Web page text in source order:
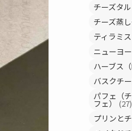
チーズタ
チーズ蒸
ティラミス
ニューヨ
ハーブス（
バスクチ
パフェ（
フェ） (27)
プリンと